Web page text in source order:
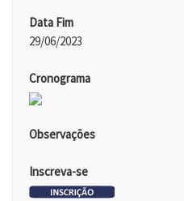
Data Fim
29/06/2023
Cronograma
Observações
Inscreva-se